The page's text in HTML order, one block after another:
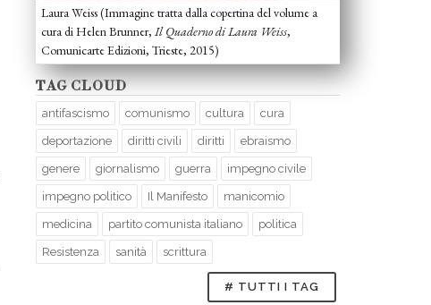
Laura Weiss (Immagine tratta dalla copertina del volume a
cura di Helen Brunner, Il Quaderno di Laura Weiss,
Comunicarte Edizioni, Trieste, 2015)
TAG CLOUD
antifascismo comunismo cultura cura
deportazione diritti civili diritti ebraismo
genere giornalismo guerra impegno civile
impegno politico Il Manifesto manicomio
medicina partito comunista italiano politica
Resistenza sanità scrittura
# TUTTI I TAG